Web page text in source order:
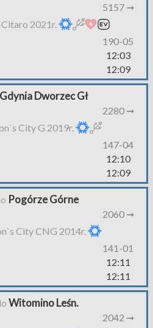
5157 ➞
2021r.
190-05
12:03
12:09
Gdynia Dworzec Gł
2280 ➞
City G 2019r.
147-04
12:10
12:09
Pogórze Górne
2060 ➞
City CNG 2014r.
141-01
12:11
12:11
Witomino Leśn.
2042 ➞